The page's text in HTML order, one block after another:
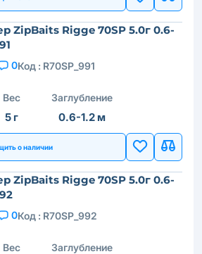
ZipBaits Rigge 70SP 5.0г 0.6-
0Код : R70SP_991
Вес
5 г
Заглубление
0.6-1.2 м
о наличии
ZipBaits Rigge 70SP 5.0г 0.6-
0Код : R70SP_992
Вес Заглубление